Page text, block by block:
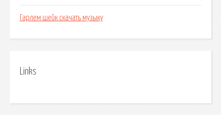
Гарлем шейк скачать музыку
Links